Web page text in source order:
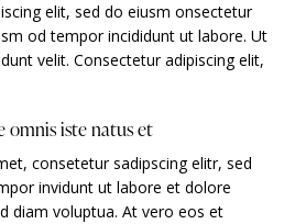
elit, sed do eiusm onsectetur
od tempor incididunt ut labore. Ut
velit. Consectetur adipiscing elit,
omnis iste natus et
consetetur sadipscing elitr, sed
invidunt ut labore et dolore
diam voluptua. At vero eos et